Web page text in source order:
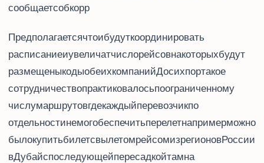
сообщает соб.корр. Travel.ru.
Предполагается, что Emirates и flydubai будут координировать
расписание и увеличат число рейсов, на которых будут
размещены коды обеих компаний. До сих пор такое
сотрудничество практиковалось по ограниченному
числу маршрутов, где каждый перевозчик по
отдельности не мог обеспечить перелет: например, можно
было купить билет с вылетом рейсом flydubai из регионов России
в Дубай с последующей пересадкой там на